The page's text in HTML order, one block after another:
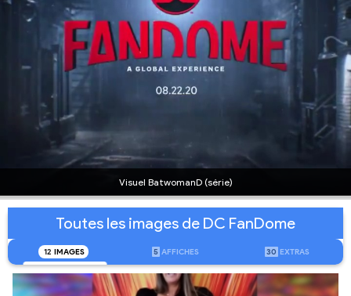
Visuel BatwomanD (série)
Toutes les images de DC FanDome
12 IMAGES 5 AFFICHES 30 EXTRAS